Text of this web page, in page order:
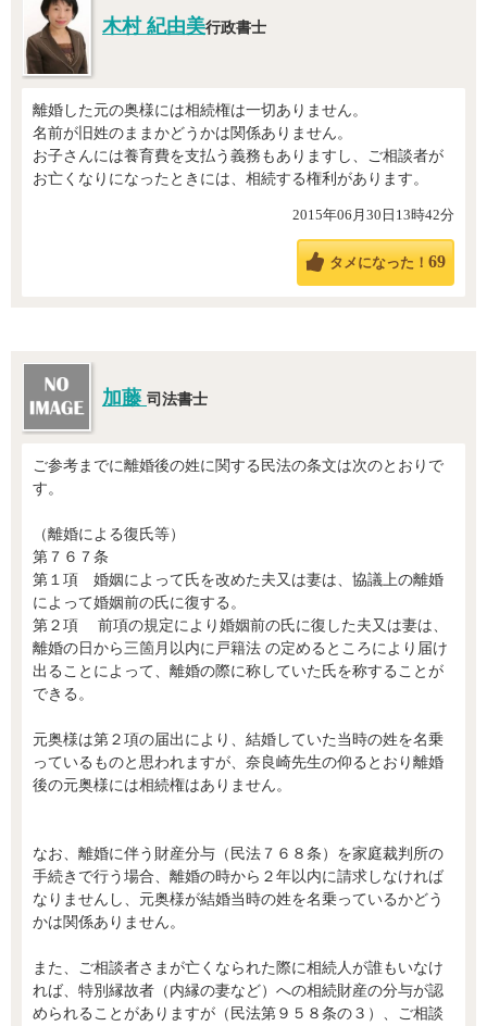
木村 紀由美行政書士
離婚した元の奥様には相続権は一切ありません。
名前が旧姓のままかどうかは関係ありません。
お子さんには養育費を支払う義務もありますし、ご相談者が
お亡くなりになったときには、相続する権利があります。
2015年06月30日13時42分
タメになった！ 69
加藤 司法書士
ご参考までに離婚後の姓に関する民法の条文は次のとおりで
す。
（離婚による復氏等）
第７６７条
第１項 婚姻によって氏を改めた夫又は妻は、協議上の離婚
によって婚姻前の氏に復する。
第２項 前項の規定により婚姻前の氏に復した夫又は妻は、
離婚の日から三箇月以内に戸籍法 の定めるところにより届け
出ることによって、離婚の際に称していた氏を称することが
できる。
元奥様は第２項の届出により、結婚していた当時の姓を名乗
っているものと思われますが、奈良崎先生の仰るとおり離婚
後の元奥様には相続権はありません。
なお、離婚に伴う財産分与（民法７６８条）を家庭裁判所の
手続きで行う場合、離婚の時から２年以内に請求しなければ
なりませんし、元奥様が結婚当時の姓を名乗っているかどう
かは関係ありません。
また、ご相談者さまが亡くなられた際に相続人が誰もいなけ
れば、特別縁故者（内縁の妻など）への相続財産の分与が認
められることがありますが（民法第９５８条の３）、ご相談